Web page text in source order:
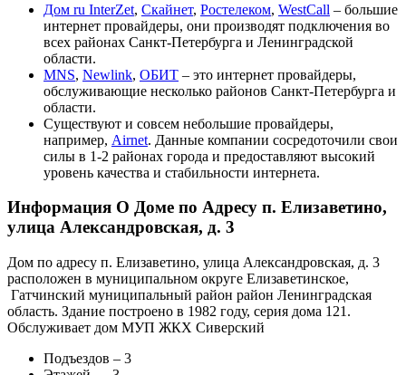
Дом ru InterZet, Скайнет, Ростелеком, WestCall – большие
интернет провайдеры, они производят подключения во
всех районах Санкт-Петербурга и Ленинградской
области.
MNS, Newlink, ОБИТ – это интернет провайдеры,
обслуживающие несколько районов Санкт-Петербурга и
области.
Существуют и совсем небольшие провайдеры,
например, Airnet. Данные компании сосредоточили свои
силы в 1-2 районах города и предоставляют высокий
уровень качества и стабильности интернета.
Информация О Доме по Адресу п. Елизаветино,
улица Александровская, д. 3
Дом по адресу п. Елизаветино, улица Александровская, д. 3
расположен в муниципальном округе Елизаветинское,
Гатчинский муниципальный район район Ленинградская
область. Здание построено в 1982 году, серия дома 121.
Обслуживает дом МУП ЖКХ Сиверский
Подъездов – 3